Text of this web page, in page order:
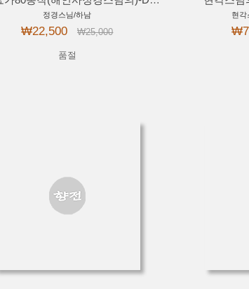
정경스님/하남
₩22,500 ₩25,000
품절
현각